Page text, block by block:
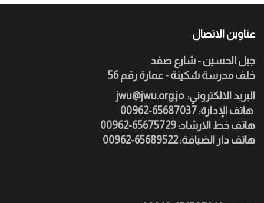
عناوين الاتصال
جبل الحسين - شارع صفد
خلف مدرسة سُكينة - عمارة رقم 56
jwu@jwu.org.jo :البريد الالكتروني
هاتف خط الارشاد: 65675729-00962
هاتف دار الضيافة: 65689522-00962